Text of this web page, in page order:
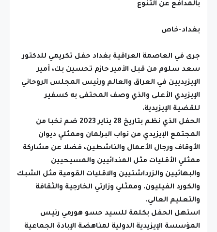
بالمدافع عن التنوع
بغداد-خاص
جرى في العاصمة العراقية بغداد حفل تكريمي للدكتور
سعد سلوم من قبل الأمير حازم تحسين بك، أمير
الإيزيديين في العراق والعالم ورئيس المجلس الروحاني
الإيزيدي الأعلى والذي وصف المحتفى به كسفير
للقضية الإيزيدية.
الحفل الذي نظم بتاريخ 28 يناير 2023 ضم نخبا من
المجتمع الإيزيدي من نواب البرلمان وممثلي ديوان
الأوقاف ورجال الأعمال والناشطين، فضلا عن مشاركة
ممثلي الأقليات مثل المندائيين والمسيحيين
والبهائيين والزرداشتيين والاقليات القومية مثل الشبك
والكورد الفيليون. وممثلي وزارتي الخارجية والثقافة
والتعليم العالي.
استهل الحفل بكلمة للسيد حسو هورمي رئيس
المؤسسة الإيزيدية الدولية لمناهضة الإبادة الجماعية